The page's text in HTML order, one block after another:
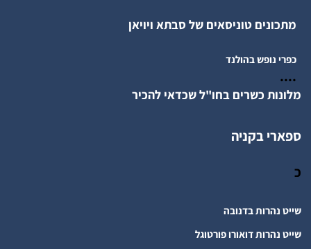
מתכונים טוניסאים של סבתא ויויאן
כפרי נופש בהולנד
....
מלונות כשרים בחו"ל שכדאי להכיר
ספארי בקניה
כ
שייט נהרות בדנובה
שייט נהרות דואורו פורטוגל